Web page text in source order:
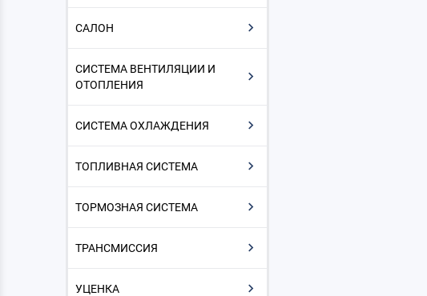
САЛОН
СИСТЕМА ВЕНТИЛЯЦИИ И
ОТОПЛЕНИЯ
СИСТЕМА ОХЛАЖДЕНИЯ
ТОПЛИВНАЯ СИСТЕМА
ТОРМОЗНАЯ СИСТЕМА
ТРАНСМИССИЯ
УЦЕНКА